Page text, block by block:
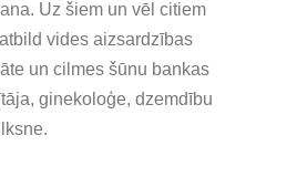
Uz šiem un vēl citiem
vides aizsardzības
un cilmes šūnu bankas
ginekoloģe, dzemdību